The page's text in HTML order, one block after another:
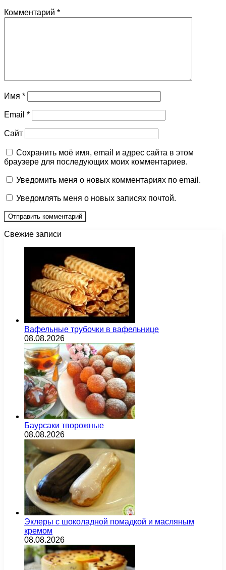
Комментарий *
Имя *
Email *
Сайт
Сохранить моё имя, email и адрес сайта в этом
браузере для последующих моих комментариев.
Уведомить меня о новых комментариях по email.
Уведомлять меня о новых записях почтой.
Свежие записи
Вафельные трубочки в вафельнице
08.08.2026
Баурсаки творожные
08.08.2026
Эклеры с шоколадной помадкой и масляным
кремом
08.08.2026